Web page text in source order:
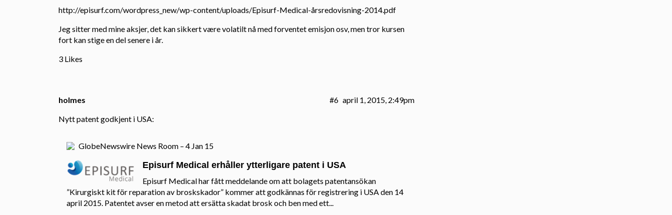
http://episurf.com/wordpress_new/wp-content/uploads/Episurf-Medical-årsredovisning-2014.pdf
Jeg sitter med mine aksjer, det kan sikkert være volatilt nå med forventet emisjon osv, men tror kursen
fort kan stige en del senere i år.
3 Likes
holmes april 1, 2015, 2:49pm
#6
Nytt patent godkjent i USA:
GlobeNewswire News Room – 4 Jan 15
Episurf Medical erhåller ytterligare patent i USA
Episurf Medical har fått meddelande om att bolagets patentansökan
”Kirurgiskt kit för reparation av broskskador” kommer att godkännas för registrering i USA den 14
april 2015. Patentet avser en metod att ersätta skadat brosk och ben med ett...